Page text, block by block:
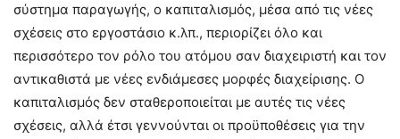
σύστημα παραγωγής, ο καπιταλισμός, μέσα από τις νέες
σχέσεις στο εργοστάσιο κ.λπ., περιορίζει όλο και
περισσότερο τον ρόλο του ατόμου σαν διαχειριστή και τον
αντικαθιστά με νέες ενδιάμεσες μορφές διαχείρισης. Ο
καπιταλισμός δεν σταθεροποιείται με αυτές τις νέες
σχέσεις, αλλά έτσι γεννούνται οι προϋποθέσεις για την